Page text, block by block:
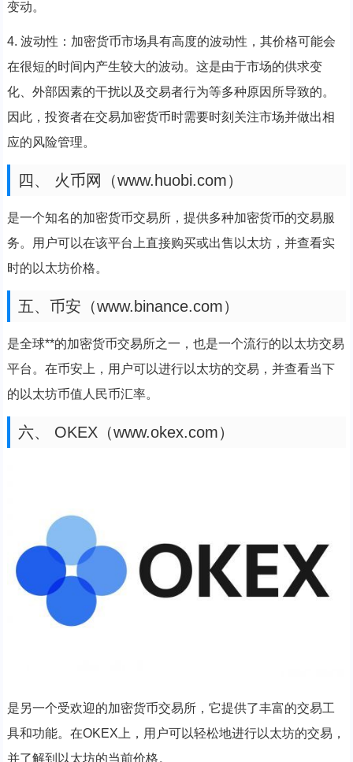
变动。
4. 波动性：加密货币市场具有高度的波动性，其价格可能会
在很短的时间内产生较大的波动。这是由于市场的供求变
化、外部因素的干扰以及交易者行为等多种原因所导致的。
因此，投资者在交易加密货币时需要时刻关注市场并做出相
应的风险管理。
四、 火币网（www.huobi.com）
是一个知名的加密货币交易所，提供多种加密货币的交易服
务。用户可以在该平台上直接购买或出售以太坊，并查看实
时的以太坊价格。
五、币安（www.binance.com）
是全球**的加密货币交易所之一，也是一个流行的以太坊交易
平台。在币安上，用户可以进行以太坊的交易，并查看当下
的以太坊币值人民币汇率。
六、 OKEX（www.okex.com）
是另一个受欢迎的加密货币交易所，它提供了丰富的交易工
具和功能。在OKEX上，用户可以轻松地进行以太坊的交易，
并了解到以太坊的当前价格。